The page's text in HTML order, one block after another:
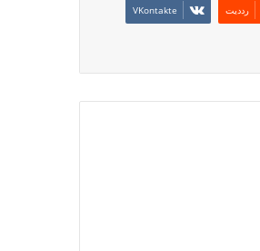
‫رددیت ‫VKontakte